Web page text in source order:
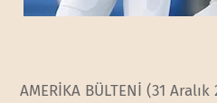
AMERİKA BÜLTENİ (31 Aralık